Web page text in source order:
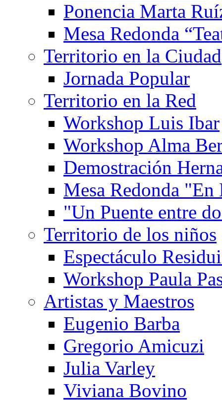
Ponencia Marta
Mesa Redonda
Territorio en la Ciudad
Jornada Popular
Territorio en la Red
Workshop Luis Ibar
Workshop Alma
Demostración
Mesa Redonda
"Un Puente entre
Territorio de los niños
Espectáculo
Workshop Paula
Artistas y Maestros
Eugenio Barba
Gregorio Amicuzi
Julia Varley
Viviana Bovino